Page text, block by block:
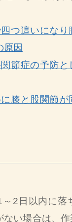
つ這いになり
原因
節症の予防と
膝と股関節が
2日以内に落
ない場合は、